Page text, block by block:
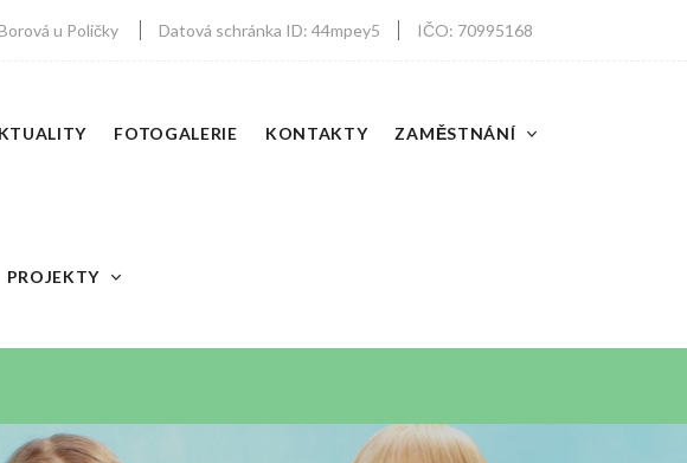
u Poličky Datová schránka ID: 44mpey5 IČO: 70995168
FOTOGALERIE KONTAKTY ZAMĚSTNÁNÍ
PROJEKTY